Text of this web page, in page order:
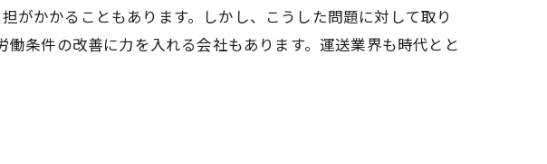
がかかることもあります。しかし、こうした問題に対して取り
条件の改善に力を入れる会社もあります。運送業界も時代とと